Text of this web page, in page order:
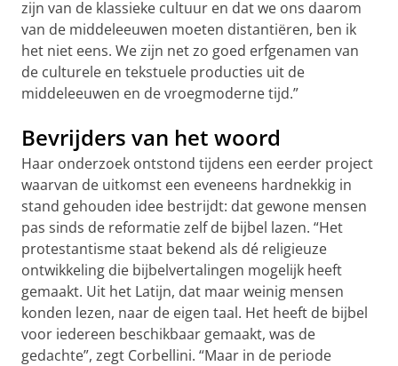
zijn van de klassieke cultuur en dat we ons daarom
van de middeleeuwen moeten distantiëren, ben ik
het niet eens. We zijn net zo goed erfgenamen van
de culturele en tekstuele producties uit de
middeleeuwen en de vroegmoderne tijd.”
Bevrijders van het woord
Haar onderzoek ontstond tijdens een eerder project
waarvan de uitkomst een eveneens hardnekkig in
stand gehouden idee bestrijdt: dat gewone mensen
pas sinds de reformatie zelf de bijbel lazen. “Het
protestantisme staat bekend als dé religieuze
ontwikkeling die bijbelvertalingen mogelijk heeft
gemaakt. Uit het Latijn, dat maar weinig mensen
konden lezen, naar de eigen taal. Het heeft de bijbel
voor iedereen beschikbaar gemaakt, was de
gedachte”, zegt Corbellini. “Maar in de periode